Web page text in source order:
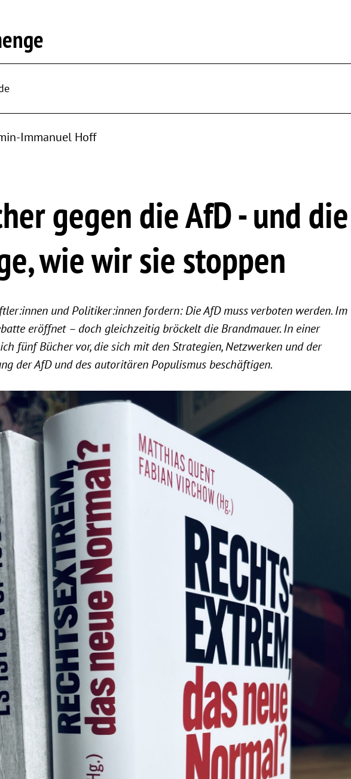
Immanuel Hoff
gegen die AfD - und die
wie wir sie stoppen
und Politiker:innen fordern: Die AfD muss verboten werden. Im
eröffnet – doch gleichzeitig bröckelt die Brandmauer. In einer
fünf Bücher vor, die sich mit den Strategien, Netzwerken und der
der AfD und des autoritären Populismus beschäftigen.